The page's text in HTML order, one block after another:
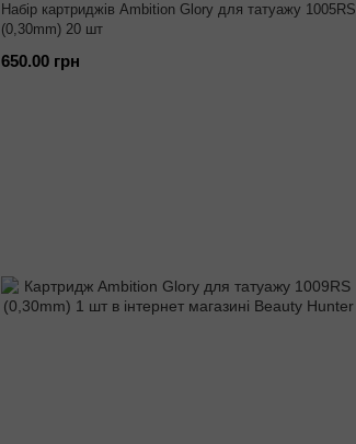
Набір картриджів Ambition Glory для татуажу 1005RS
(0,30mm) 20 шт
650.00 грн